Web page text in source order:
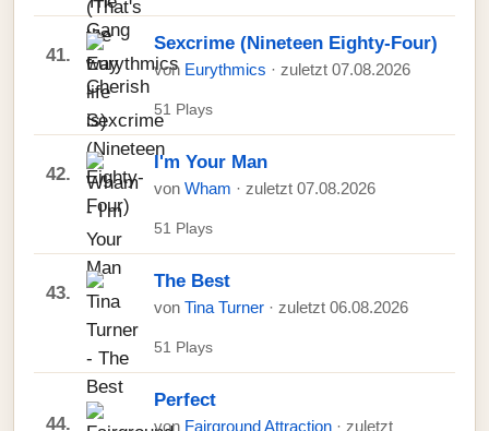
41.
Sexcrime (Nineteen Eighty-Four)
von Eurythmics · zuletzt 07.08.2026
51 Plays
42.
I'm Your Man
von Wham · zuletzt 07.08.2026
51 Plays
43.
The Best
von Tina Turner · zuletzt 06.08.2026
51 Plays
44.
Perfect
von Fairground Attraction · zuletzt